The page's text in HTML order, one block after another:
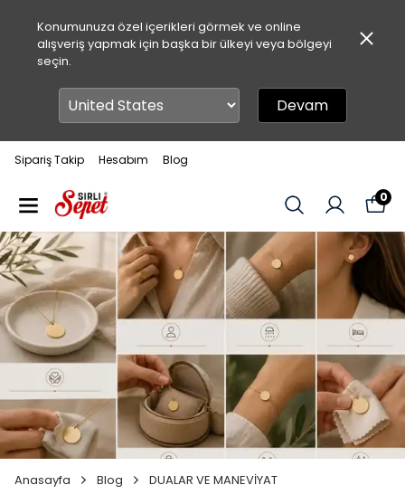
Konumunuza özel içerikleri görmek ve online
alışveriş yapmak için başka bir ülkeyi veya bölgeyi
seçin.
Devam
Sipariş Takip Hesabım Blog
0
Anasayfa Blog DUALAR VE MANEVİYAT